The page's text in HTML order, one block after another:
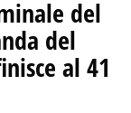
del
del
al 41